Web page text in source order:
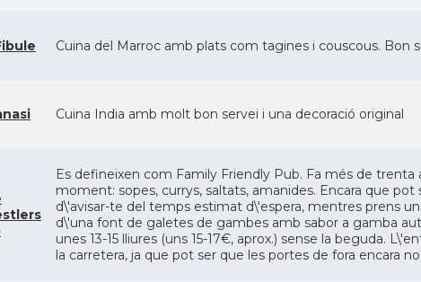
Cuina del Marroc amb plats com tagines i couscous. Bon
Cuina India amb molt bon servei i una decoració original
Es defineixen com Family Friendly Pub. Fa més de
moment: sopes, currys, saltats, amanides. Encara que
d\'avisar-te del temps estimat d\'espera, mentres prens
d\'una font de galetes de gambes amb sabor a gamba
unes 13-15 lliures (uns 15-17€, aprox.) sense la beguda.
la carretera, ja que pot ser que les portes de fora encara